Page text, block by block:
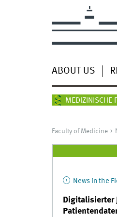
ABOUT US
MEDIZINISCHE
Faculty of Medicine
News in the
Digitalisierter